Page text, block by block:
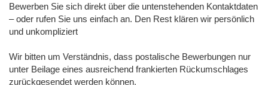
Bewerben Sie sich direkt über die untenstehenden Kontaktdaten
– oder rufen Sie uns einfach an. Den Rest klären wir persönlich
und unkompliziert
Wir bitten um Verständnis, dass postalische Bewerbungen nur
unter Beilage eines ausreichend frankierten Rückumschlages
zurückgesendet werden können.